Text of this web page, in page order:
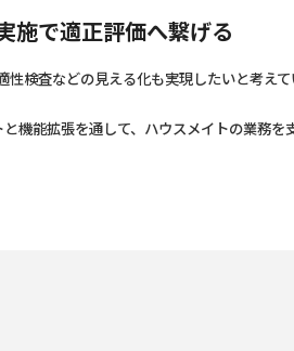
施で適正評価へ繋げる
検査などの見える化も実現したいと考え
能拡張を通して、ハウスメイトの業務を